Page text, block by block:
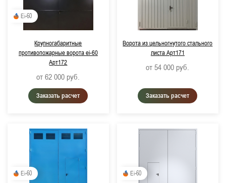
Ei-60
Крупногабаритные
противопожарные ворота ei-60
Арт172
от 62 000 руб.
Заказать расчет
Ворота из цельногнутого стального
листа Арт171
от 54 000 руб.
Заказать расчет
Ei-60 Ei-60